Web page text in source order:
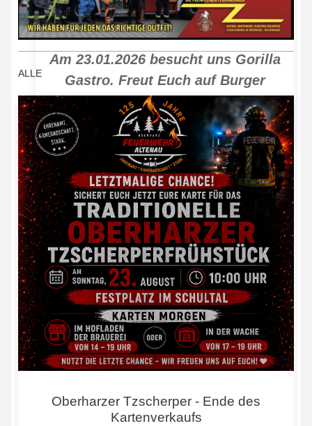
23.01.2026 - Winterfest der Feuerwehr
Altenau
Am 23.01.2026 besucht uns Gorilla
Gastro. Freut Euch auf Burger
Pommes kalte...
Bericht öffnen
ALLE
Oberharzer Tzscherper - Ende des
Kartenverkaufs